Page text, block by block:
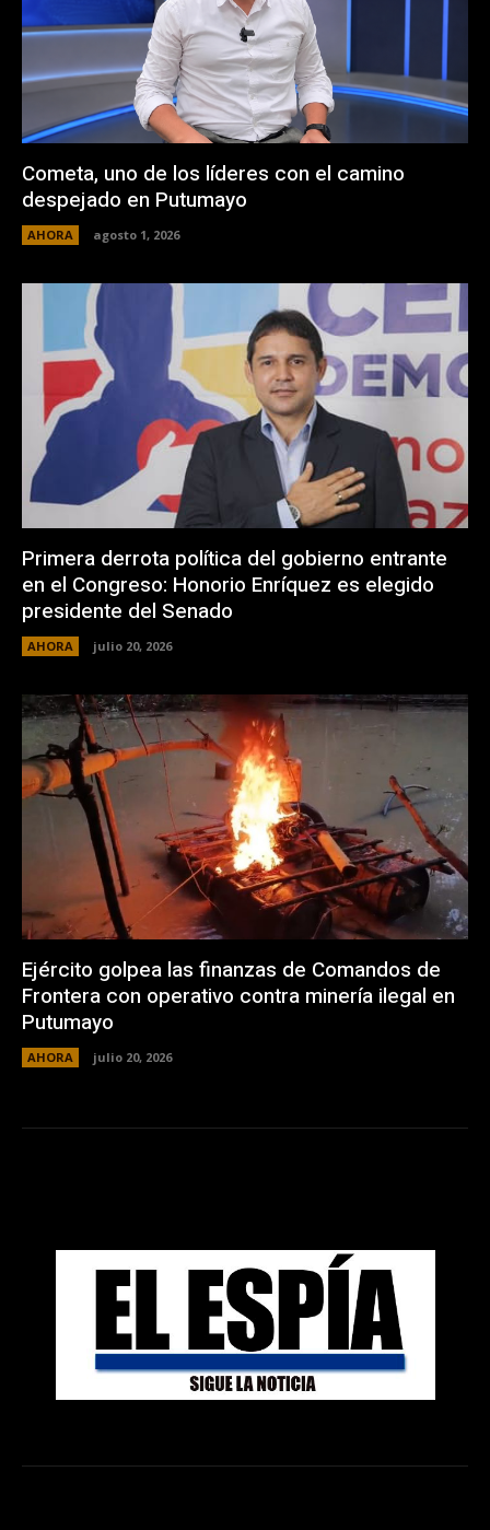
Cometa, uno de los líderes con el camino
despejado en Putumayo
AHORA agosto 1, 2026
Primera derrota política del gobierno entrante
en el Congreso: Honorio Enríquez es elegido
presidente del Senado
AHORA julio 20, 2026
Ejército golpea las finanzas de Comandos de
Frontera con operativo contra minería ilegal en
Putumayo
AHORA julio 20, 2026